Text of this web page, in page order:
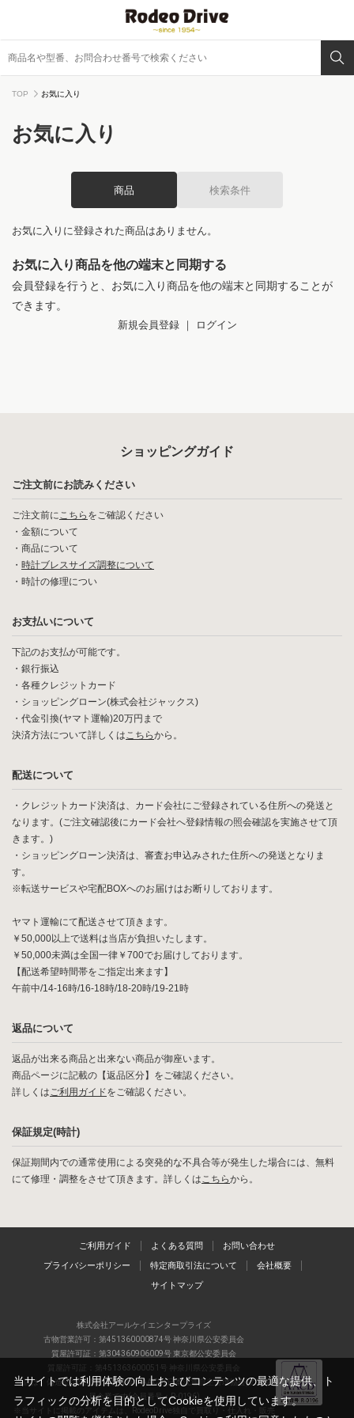
TOP お気に入り
お気に入り
商品 検索条件
お気に入りに登録された商品はありません。
お気に入り商品を他の端末と同期する
会員登録を行うと、お気に入り商品を他の端末と同期することが
できます。
新規会員登録｜ ログイン
ショッピングガイド
ご注文前にお読みください
ご注文前にこちら をご確認ください
・ 金額について
・ 商品について
・ 時計ブレスサイズ調整について
・ 時計の修理につい
お支払いについて
下記のお支払が可能です。
・銀行振込
・各種クレジットカード
・ショッピングローン(株式会社ジャックス)
・代金引換(ヤマト運輸)20万円まで
決済方法について詳しくはこちらから。
配送について
・クレジットカード決済は、カード会社にご登録されている住所への発送と
なります。(ご注文確認後にカード会社へ登録情報の照会確認を実施させて頂
きます。)
・ショッピングローン決済は、審査お申込みされた住所への発送となりま
す。
※転送サービスや宅配BOXへのお届けはお断りしております。
ヤマト運輸にて配送させて頂きます。
￥50,000以上で送料は当店が負担いたします。
￥50,000未満は全国一律￥700でお届けしております。
【配送希望時間帯をご指定出来ます】
午前中/14-16時/16-18時/18-20時/19-21時
返品について
返品が出来る商品と出来ない商品が御座います。
商品ページに記載の【返品区分】をご確認ください。
詳しくはご利用ガイドをご確認ください。
保証規定(時計)
保証期間内での通常使用による突発的な不具合等が発生した場合には、無料
にて修理・調整をさせて頂きます。詳しくはこちらから。
ご利用ガイド よくある質問 お問い合わせ
プライバシーポリシー 特定商取引法について 会社概要
サイトマップ
株式会社アールケイエンタープライズ
古物営業許可：第451360000874号 神奈川県公安委員会
質屋許可証：第304360906009号 東京都公安委員会
質屋許可証：第451363600051号 神奈川県公安委員会
当店は、偽造品の流通防止を目指すAACD(日本流通自主管理協会)の正会
員企業です(会員番号：R-0196)
※当サイトに掲載のアイテムは、RodeoDrive独自で買取り・仕入れ・販売
当サイトでは利用体験の向上およびコンテンツの最適な提供、ト
ラフィックの分析を目的としてCookieを使用しています。